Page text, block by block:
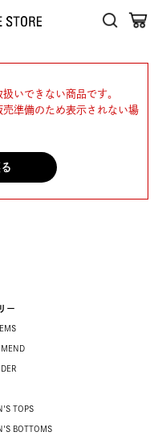
いできない商品です。
準備のため表示されない場
ー
TOPS
BOTTOMS